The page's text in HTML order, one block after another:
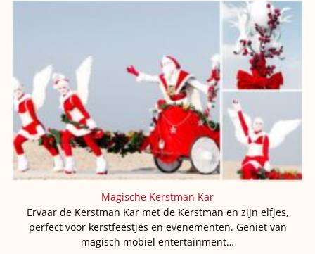
Magische Kerstman Kar
Ervaar de Kerstman Kar met de Kerstman en zijn elfjes,
perfect voor kerstfeestjes en evenementen. Geniet van
magisch mobiel entertainment…